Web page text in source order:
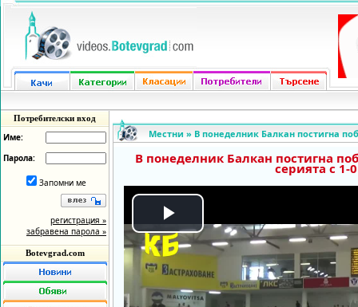
Потребителски вход
Име:
Парола:
Запомни ме
регистрация »
забравена парола »
Botevgrad.com
Местни » В понеделник Балкан постигна
В понеделник Балкан постигна
серията с 1-0
Play
Video